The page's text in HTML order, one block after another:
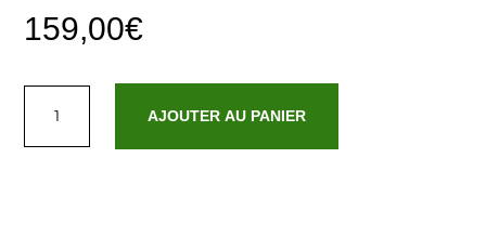
159,00€
Peignoir
AJOUTER AU PANIER